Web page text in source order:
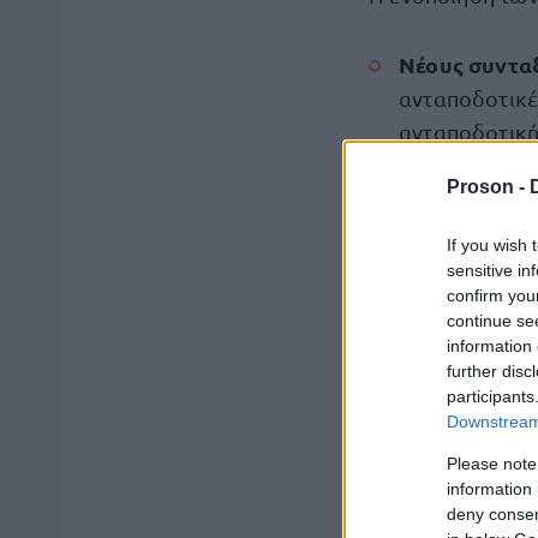
Proson -
If you wish
sensitive
confirm
continue
information
further
Please
information
deny
Νέους
προ του
και
Παλαιούς
παράλληλη